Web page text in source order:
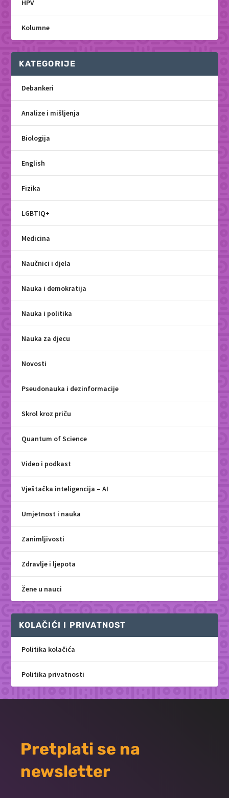
HPV
Kolumne
KATEGORIJE
Debankeri
Analize i mišljenja
Biologija
English
Fizika
LGBTIQ+
Medicina
Naučnici i djela
Nauka i demokratija
Nauka i politika
Nauka za djecu
Novosti
Pseudonauka i dezinformacije
Skrol kroz priču
Quantum of Science
Video i podkast
Vještačka inteligencija – AI
Umjetnost i nauka
Zanimljivosti
Zdravlje i ljepota
Žene u nauci
KOLAČIĆI I PRIVATNOST
Politika kolačića
Politika privatnosti
Pretplati se na
newsletter